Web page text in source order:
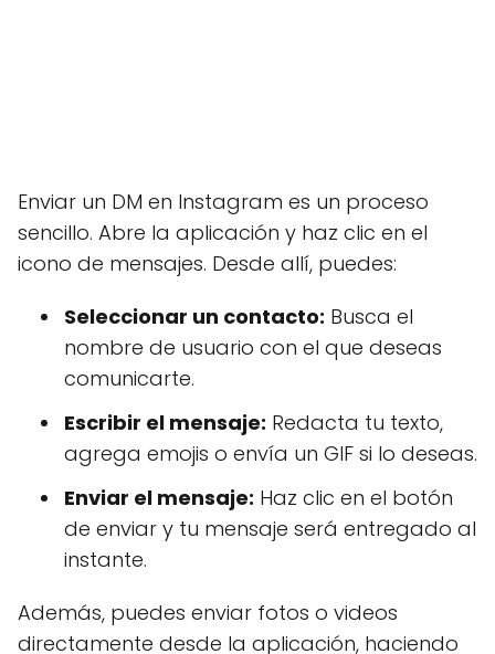
Enviar un DM en Instagram es un proceso
sencillo. Abre la aplicación y haz clic en el
icono de mensajes. Desde allí, puedes:
Seleccionar un contacto: Busca el
nombre de usuario con el que deseas
comunicarte.
Escribir el mensaje: Redacta tu texto,
agrega emojis o envía un GIF si lo deseas.
Enviar el mensaje: Haz clic en el botón
de enviar y tu mensaje será entregado al
instante.
Además, puedes enviar fotos o videos
directamente desde la aplicación, haciendo